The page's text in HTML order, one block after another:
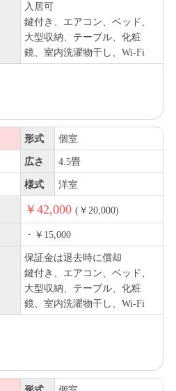
入居可
鍵付き、エアコン、ベッド、
大型収納、テーブル、化粧
鏡、室内洗濯物干し、Wi-Fi
形式 個室
広さ 4.5畳
様式 洋室
￥42,000 (￥20,000)
・￥15,000
保証金は退去時に償却
鍵付き、エアコン、ベッド、
大型収納、テーブル、化粧
鏡、室内洗濯物干し、Wi-Fi